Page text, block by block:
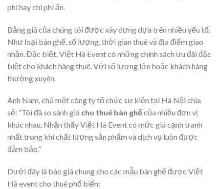
phí hay chi phí ẩn.
Bảng giá của chúng tôi được xây dựng dựa trên nhiều yếu tố.
Như loại bàn ghế, số lượng, thời gian thuê và địa điểm giao
nhận. Đặc biệt, Việt Hà Event có những chính sách ưu đãi đặc
biệt cho khách hàng thuê. Với số lượng lớn hoặc khách hàng
thường xuyên.
Anh Nam, chủ một công ty tổ chức sự kiện tại Hà Nội chia
sẻ: “Tôi đã so sánh giá cho thuê bàn ghếcủa nhiều đơn vị
khác nhau. Nhận thấy Việt Hà Event có mức giá cạnh tranh
nhất trong khi chất lượng sản phẩm và dịch vụ luôn được
đảm bảo.”
Dưới đây là báo giá chung cho các mẫu bàn ghế được Việt
Hà event cho thuê phổ biến: